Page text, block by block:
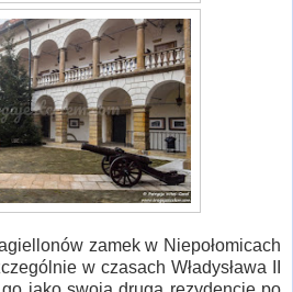
zamek w Niepołomicach
w czasach Władysława II